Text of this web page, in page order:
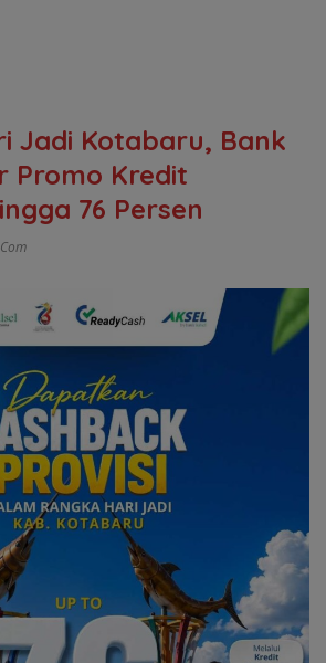
Jadi Kotabaru, Bank
Promo Kredit
76 Persen